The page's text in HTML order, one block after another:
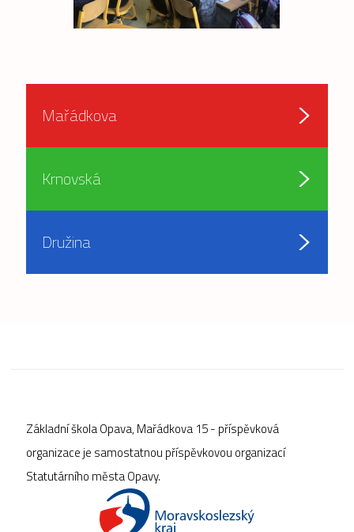
Mařádkova
Krnovská
Družina
Základní škola Opava, Mařádkova 15 - příspěvková
organizace je samostatnou příspěvkovou organizací
Statutárního města Opavy.